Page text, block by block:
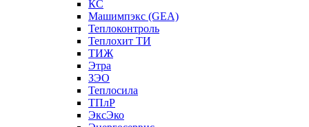
КС
Машимпэкс (GEA)
Теплоконтроль
Теплохит ТИ
ТИЖ
Этра
ЗЭО
Теплосила
ТПлР
ЭксЭко